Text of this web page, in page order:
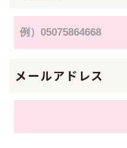
メールアドレス